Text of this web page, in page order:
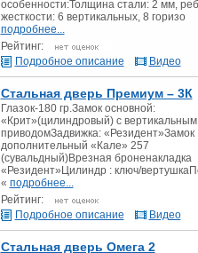
особенности:Толщина стали: 2 мм,
жесткости: 6 вертикальных, 8 горизо
подробнее...
Рейтинг:
Подробное описание
Видео
Стальная дверь Премиум – 3К
Глазок-180 гр.Замок основной:
«Крит»(цилиндровый) с вертикальным
приводомЗадвижка: «Резидент»Замок
дополнительный «Кале» 257
(сувальдный)Врезная броненакладка
«Резидент»Цилиндр : ключ/
« подробнее...
Рейтинг:
Подробное описание
Видео
Стальная дверь Омега 2